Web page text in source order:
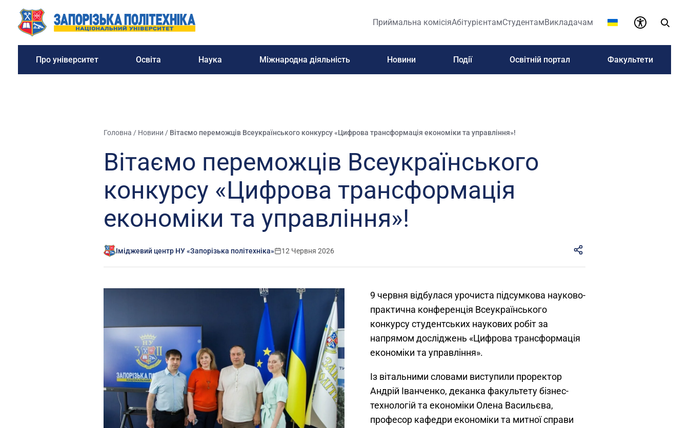
Приймальна комісіяАбітурієнтамСтудентамВикладачам
Про університет Освіта Наука Міжнародна діяльність Новини Події Освітній портал Факультети
Головна / Новини / Вітаємо переможців Всеукраїнського конкурсу «Цифрова трансформація економіки та управління»!
Вітаємо переможців Всеукраїнського
конкурсу «Цифрова трансформація
економіки та управління»!
Іміджевий центр НУ «Запорізька політехніка» 12 Червня 2026
9 червня відбулася урочиста підсумкова науково-
практична конференція Всеукраїнського
конкурсу студентських наукових робіт за
напрямом досліджень «Цифрова трансформація
економіки та управління».
Із вітальними словами виступили проректор
Андрій Іванченко, деканка факультету бізнес-
технологій та економіки Олена Васильєва,
професор кафедри економіки та митної справи